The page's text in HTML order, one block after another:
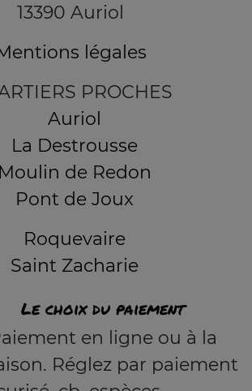
13390 Auriol
légales
PROCHES
Auriol
La Destrousse
Moulin de Redon
Pont de Joux
Roquevaire
Saint Zacharie
Le choix du paiement
en ligne ou à la
Réglez par paiement